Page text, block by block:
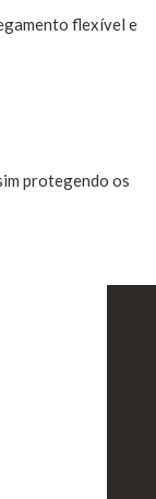
flexível e
protegendo os